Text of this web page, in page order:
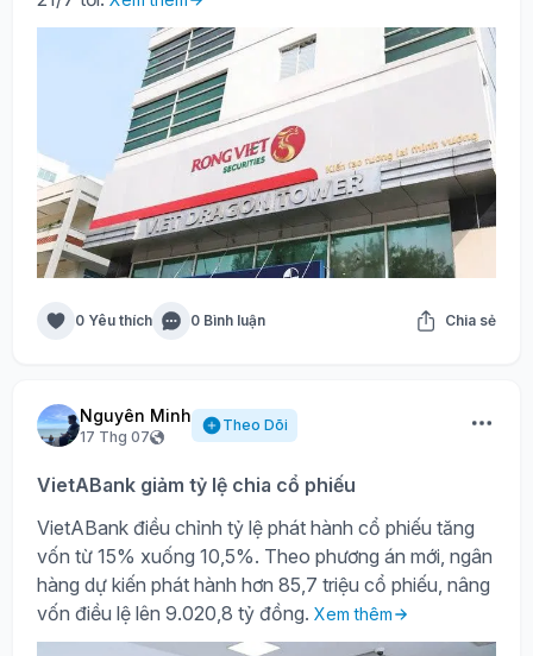
0 Yêu thích 0 Bình luận Chia sẻ
Nguyên Minh
17 Thg 07
Theo Dõi
VietABank giảm tỷ lệ chia cổ phiếu
VietABank điều chỉnh tỷ lệ phát hành cổ phiếu tăng
vốn từ 15% xuống 10,5%. Theo phương án mới, ngân
hàng dự kiến phát hành hơn 85,7 triệu cổ phiếu, nâng
vốn điều lệ lên 9.020,8 tỷ đồng. Xem thêm